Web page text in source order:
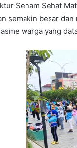
Senam Sehat
semakin besar
warga yang